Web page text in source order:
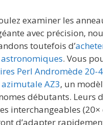
examiner les
avec précision,
toutefois d’
. Vous
Perl Andromède 20-
AZ3, un
débutants. Leurs
interchangeables (20×
d’adapter